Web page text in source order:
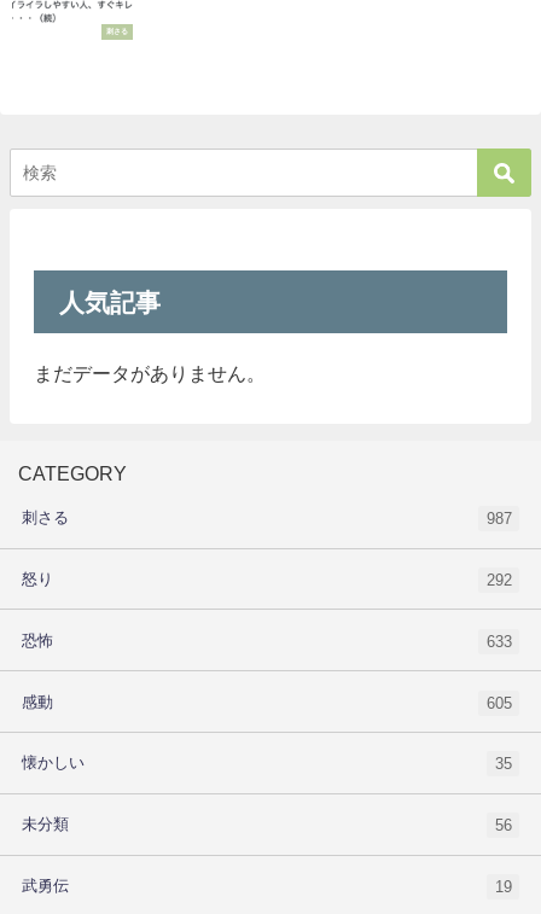
刺さる
人気記事
まだデータがありません。
CATEGORY
刺さる 987
怒り 292
恐怖 633
感動 605
懐かしい 35
未分類 56
武勇伝 19